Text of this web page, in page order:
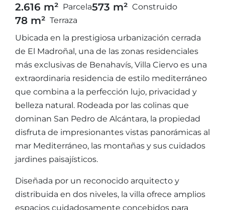
2.616 m² Parcela573 m² Construido
78 m² Terraza
Ubicada en la prestigiosa urbanización cerrada
de El Madroñal, una de las zonas residenciales
más exclusivas de Benahavís, Villa Ciervo es una
extraordinaria residencia de estilo mediterráneo
que combina a la perfección lujo, privacidad y
belleza natural. Rodeada por las colinas que
dominan San Pedro de Alcántara, la propiedad
disfruta de impresionantes vistas panorámicas al
mar Mediterráneo, las montañas y sus cuidados
jardines paisajísticos.
Diseñada por un reconocido arquitecto y
distribuida en dos niveles, la villa ofrece amplios
espacios cuidadosamente concebidos para